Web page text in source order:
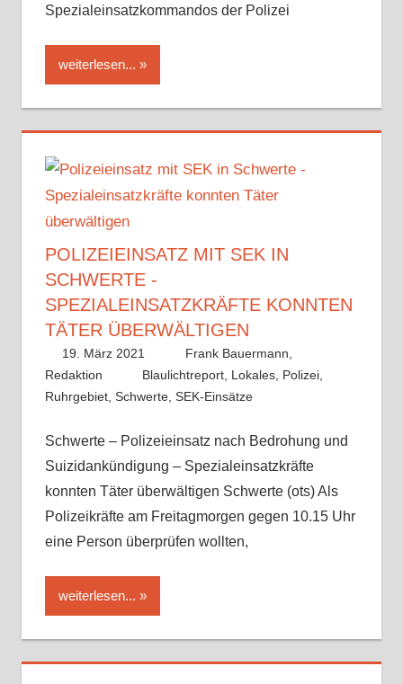
Spezialeinsatzkommandos der Polizei
weiterlesen...
POLIZEIEINSATZ MIT SEK IN
SCHWERTE -
SPEZIALEINSATZKRÄFTE KONNTEN
TÄTER ÜBERWÄLTIGEN
19. März 2021
Frank Bauermann,
Redaktion
Blaulichtreport Lokales Polizei
Ruhrgebiet, Schwerte, SEK-Einsätze
Schwerte – Polizeieinsatz nach Bedrohung und
Suizidankündigung – Spezialeinsatzkräfte
konnten Täter überwältigen Schwerte (ots) Als
Polizeikräfte am Freitagmorgen gegen 10.15 Uhr
eine Person überprüfen wollten,
weiterlesen...